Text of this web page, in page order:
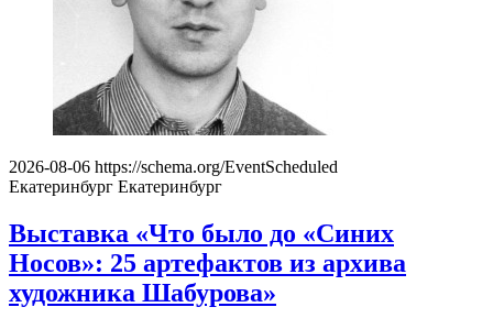
2026-08-06 https://schema.org/EventScheduled
Екатеринбург Екатеринбург
Выставка «Что было до «Синих
Носов»: 25 артефактов из архива
художника Шабурова»